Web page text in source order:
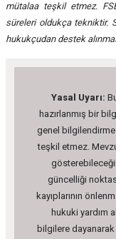
mütalaa teşkil etmez.
süreleri oldukça tekniktir.
hukukçudan destek
Yasal Uyarı:
hazırlanmış bir
genel bilgilendirme
teşkil etmez.
güncelliği
kayıplarının
hukuki yardım
bilgilere